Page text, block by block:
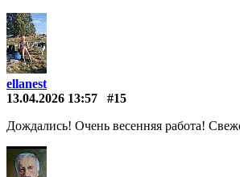
ellanest
13.04.2026 13:57
#15
Дождались! Очень весенняя работа!